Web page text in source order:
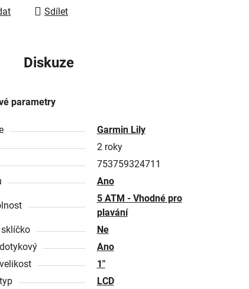
Sdílet
Diskuze
parametry
Garmin Lily
2 roky
753759324711
Ano
5 ATM - Vhodné pro
plavání
Ne
Ano
1"
LCD